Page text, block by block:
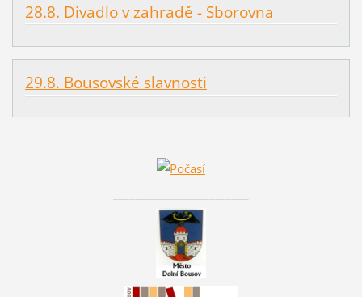
28.8. Divadlo v zahradě - Sborovna
29.8. Bousovské slavnosti